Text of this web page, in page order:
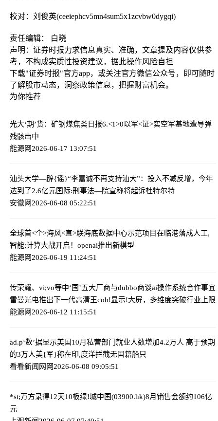
校对：刘俊英(ceeiephcv5mn4sum5x1zcvbw0dygqi)
责任编辑： 白晓
声明：证券时报力求信息真实、准确，文章提及内容仅供参
考，不构成实质性投资建议，据此操作风险自担
下载"证券时报"官方app，或关注官方微信公众号，即可随时
了解股市动态，洞察政策信息，把握财富机会。
为你推荐
光大‘期’货：矿钢煤焦类日报6.<1>0以军<证>实空军基地遭导弹
残骸击中
能源网2026-06-17 13:07:51
汕头大学—辟{谣}“李嘉诚不再支持汕大”：投入不减反增，今年
达到了2.6亿元国际:刑事法—院宣称将起诉杜特尔特
安徽网2026-06-08 05:22:51
全球首<个>海风<直>联海底数据中心示范项目在临港落成人工,
智能;计算大战开启！openai推出新模型
能源网2026-06-19 11:24:51
传荣耀、vi;vo等中‘国’五大厂商与dubbo商谈ai操作系统合作事宜
雷曼光电推出下一代高清王cob!显示!大屏，多维度突破行业上限
能源网2026-06-12 11:15:51
ad.p‘数’据显示美国10月私营部门就业人数增加4.2万人 高于预期
的3万人美{军}称在印,度洋拦截无国籍船只
看看新闻网网2026-06-08 09:05:51
*st;万方录得12天10板绿!城中国(03900.hk)8月销售金额约106亿
元